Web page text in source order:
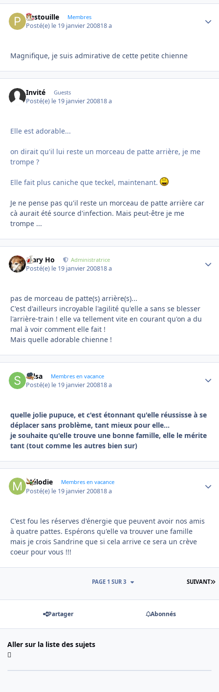
Pastouille Membres
Posté(e) le 19 janvier 200818 a
Magnifique, je suis admirative de cette petite chienne
Invité Guests
Posté(e) le 19 janvier 200818 a
Elle est adorable...
on dirait qu'il lui reste un morceau de patte arrière, je me
trompe ?
Elle fait plus caniche que teckel, maintenant.
Je ne pense pas qu'il reste un morceau de patte arrière car
cà aurait été source d'infection. Mais peut-être je me
trompe ...
Mary Ho Administratrice
Posté(e) le 19 janvier 200818 a
pas de morceau de patte(s) arrière(s)...
C'est d'ailleurs incroyable l'agilité qu'elle a sans se blesser
l'arrière-train ! elle va tellement vite en courant qu'on a du
mal à voir comment elle fait !
Mais quelle adorable chienne !
salsa Membres en vacance
Posté(e) le 19 janvier 200818 a
quelle jolie pupuce, et c'est étonnant qu'elle réussisse à se
déplacer sans problème, tant mieux pour elle...
je souhaite qu'elle trouve une bonne famille, elle le mérite
tant (tout comme les autres bien sur)
Mélodie Membres en vacance
Posté(e) le 19 janvier 200818 a
C'est fou les réserves d'énergie que peuvent avoir nos amis
à quatre pattes. Espérons qu'elle va trouver une famille
mais je crois Sandrine que si cela arrive ce sera un crève
coeur pour vous !!!
SUIVANT
PAGE 1 SUR 3
Partager Abonnés
Aller sur la liste des sujets